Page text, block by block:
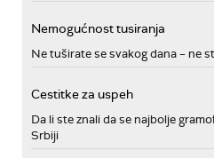
Nemogućnost tusiranja
Ne tuširate se svakog dana – ne
Cestitke za uspeh
Da li ste znali da se najbolje
Srbiji